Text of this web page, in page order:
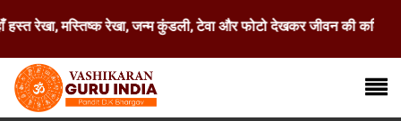
रेखा, मस्तिष्क रेखा, जन्म कुंडली, टेवा और फोटो देखकर जीवन की कठिन से